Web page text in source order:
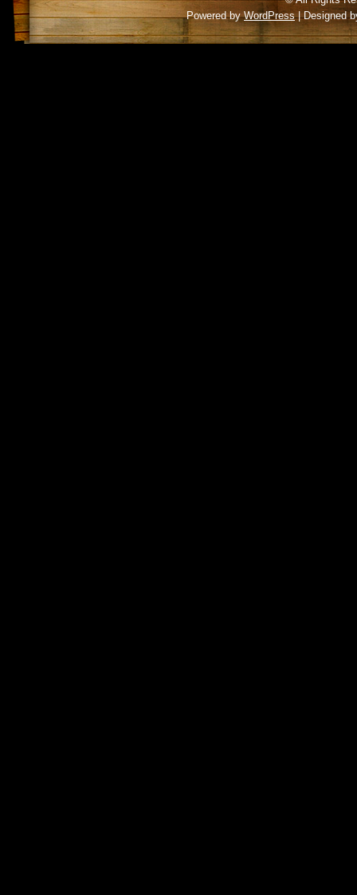
Powered byWordPress| Designed